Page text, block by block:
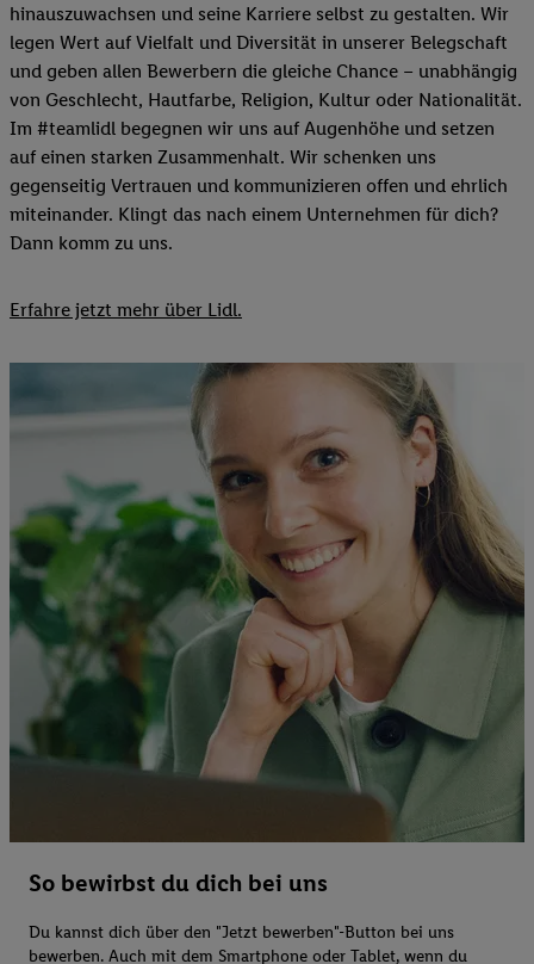
hinauszuwachsen und seine Karriere selbst zu gestalten. Wir
legen Wert auf Vielfalt und Diversität in unserer Belegschaft
und geben allen Bewerbern die gleiche Chance – unabhängig
von Geschlecht, Hautfarbe, Religion, Kultur oder Nationalität.
Im #teamlidl begegnen wir uns auf Augenhöhe und setzen
auf einen starken Zusammenhalt. Wir schenken uns
gegenseitig Vertrauen und kommunizieren offen und ehrlich
miteinander. Klingt das nach einem Unternehmen für dich?
Dann komm zu uns.​
Erfahre jetzt mehr über Lidl.
So bewirbst du dich bei uns
Du kannst dich über den "Jetzt bewerben"-Button bei uns
bewerben. Auch mit dem Smartphone oder Tablet, wenn du